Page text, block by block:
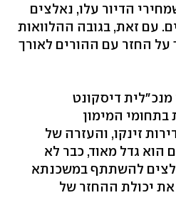
הדיור עלו, נאלצים
עם זאת, בגובה ההלוואות
החזר עם ההורים לאורך
מנכ"לית דיסקונט
בתחומי המימון
זינקו, והעזרה של
הוא גדל מאוד, כבר לא
להשתתף במשכנתא
את יכולת ההחזר של